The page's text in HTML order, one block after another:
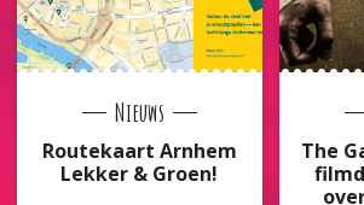
Nieuws
Routekaart Arnhem
Lekker & Groen!
The